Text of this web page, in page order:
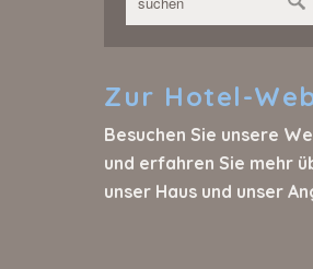
Zur Hotel-
Besuchen Sie unsere
und erfahren Sie mehr
unser Haus und unser